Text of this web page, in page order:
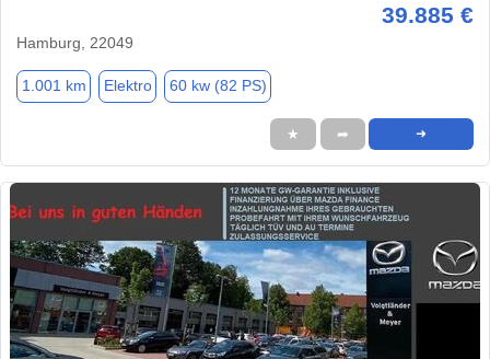
39.885 €
Hamburg, 22049
1.001 km Elektro 60 kw (82 PS)
★ ➦ ➜